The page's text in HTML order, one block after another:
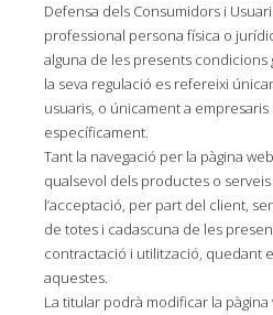
Defensa dels Consumidors i
professional persona física o
alguna de les presents
la seva regulació es refereixi
usuaris, o únicament a empresaris
específicament.
Tant la navegació per la pàgina
qualsevol dels productes o
l’acceptació, per part del client,
de totes i cadascuna de les
contractació i utilització, quedant
aquestes.
La titular podrà modificar la